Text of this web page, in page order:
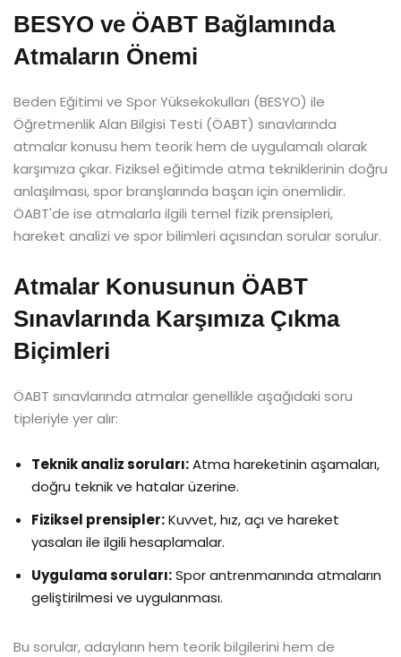
BESYO ve ÖABT Bağlamında
Atmaların Önemi
Beden Eğitimi ve Spor Yüksekokulları (BESYO) ile
Öğretmenlik Alan Bilgisi Testi (ÖABT) sınavlarında
atmalar konusu hem teorik hem de uygulamalı olarak
karşımıza çıkar. Fiziksel eğitimde atma tekniklerinin doğru
anlaşılması, spor branşlarında başarı için önemlidir.
ÖABT'de ise atmalarla ilgili temel fizik prensipleri,
hareket analizi ve spor bilimleri açısından sorular sorulur.
Atmalar Konusunun ÖABT
Sınavlarında Karşımıza Çıkma
Biçimleri
ÖABT sınavlarında atmalar genellikle aşağıdaki soru
tipleriyle yer alır:
Teknik analiz soruları:Atma hareketinin aşamaları,
doğru teknik ve hatalar üzerine.
Fiziksel prensipler:Kuvvet, hız, açı ve hareket
yasaları ile ilgili hesaplamalar.
Uygulama soruları:Spor antrenmanında atmaların
geliştirilmesi ve uygulanması.
Bu sorular, adayların hem teorik bilgilerini hem de